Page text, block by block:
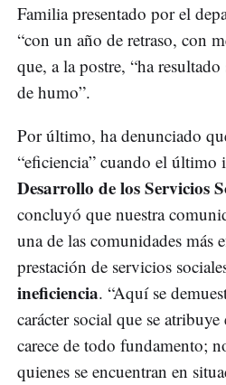
Familia presentado por el
“con un año de retraso, con
que, a la postre, “ha
de humo”.
Por último, ha denunciado
“eficiencia” cuando el
Desarrollo de los Servicios
concluyó que nuestra
una de las comunidades más
prestación de servicios
ineficiencia. “Aquí se
carácter social que se
carece de todo fundamento;
quienes se encuentran en